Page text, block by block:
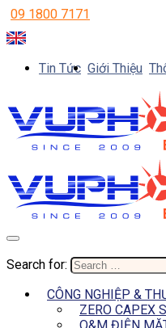
09 1800 7171
Tin Tức Giới Thiệu
Search for:
CÔNG NGHIỆP &
ZERO CAPEX
O&M ĐIỆN